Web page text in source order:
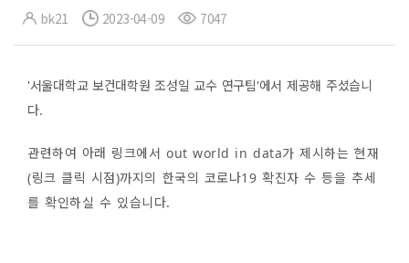
bk21 2023-04-09 7047
'서울대학교 보건대학원 조성일 교수 연구팀'에서 제공해 주셨습니
다.
관련하여 아래 링크에서 out world in data가 제시하는 현재
(링크 클릭 시점)까지의 한국의 코로나19 확진자 수 등을 추세
를 확인하실 수 있습니다.